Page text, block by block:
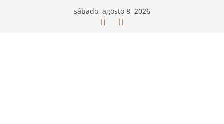
sábado, agosto 8, 2026